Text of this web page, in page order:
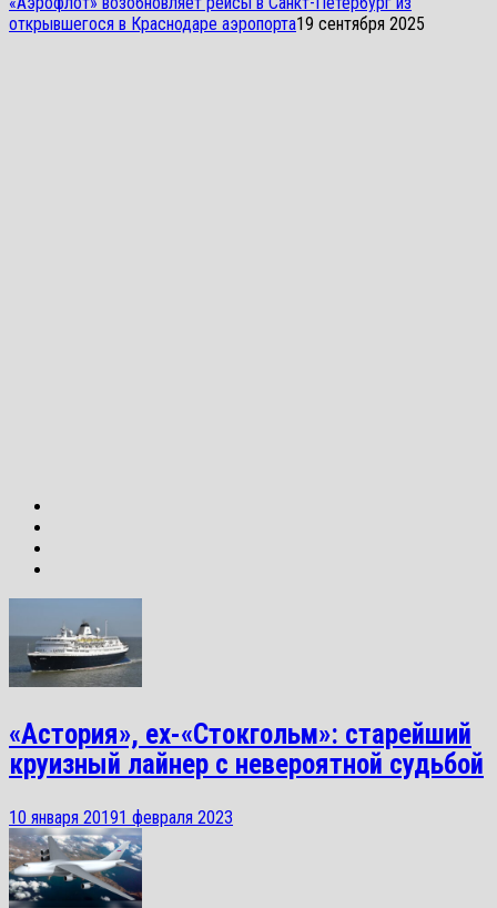
открывшегося в Краснодаре аэропорта19 сентября 2025
«Астория», ex-«Стокгольм»: старейший
круизный лайнер с невероятной судьбой
10 января 20191 февраля 2023